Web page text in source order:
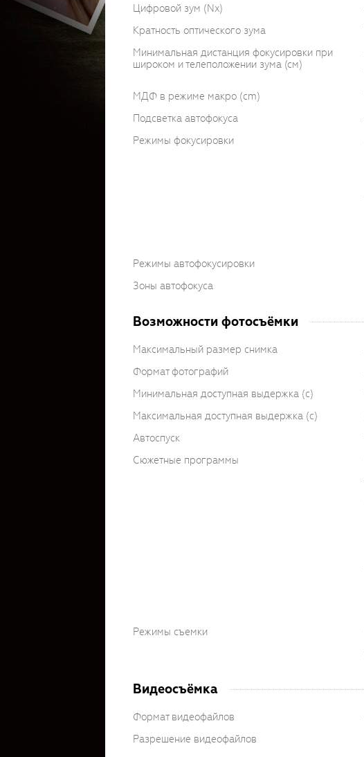
Цифровой зум (Nx)
Кратность оптического зума
Минимальная дистанция фокусировки при
широком и телеположении зума (см)
МДФ в режиме макро (cm)
Подсветка автофокуса
Режимы фокусировки
Режимы автофокусировки
Зоны автофокуса
Возможности фотосъёмки
Максимальный размер снимка
Формат фотографий
Минимальная доступная выдержка (c)
Максимальная доступная выдержка (c)
Автоспуск
Сюжетные программы
Режимы съемки
Видеосъёмка
Формат видеофайлов
Разрешение видеофайлов